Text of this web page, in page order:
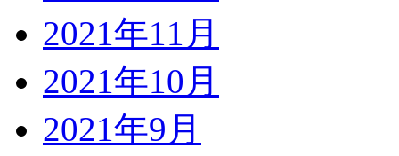
2021年11月
2021年10月
2021年9月